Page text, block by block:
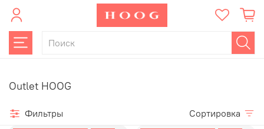
Outlet HOOG
Фильтры Сортировка